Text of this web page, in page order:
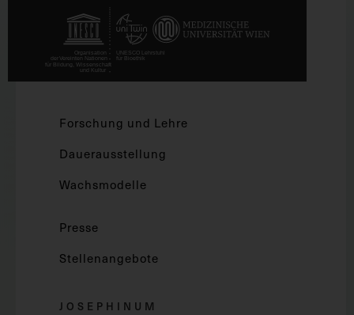
Forschung und Lehre
Dauerausstellung
Wachsmodelle
Presse
Stellenangebote
JOSEPHINUM